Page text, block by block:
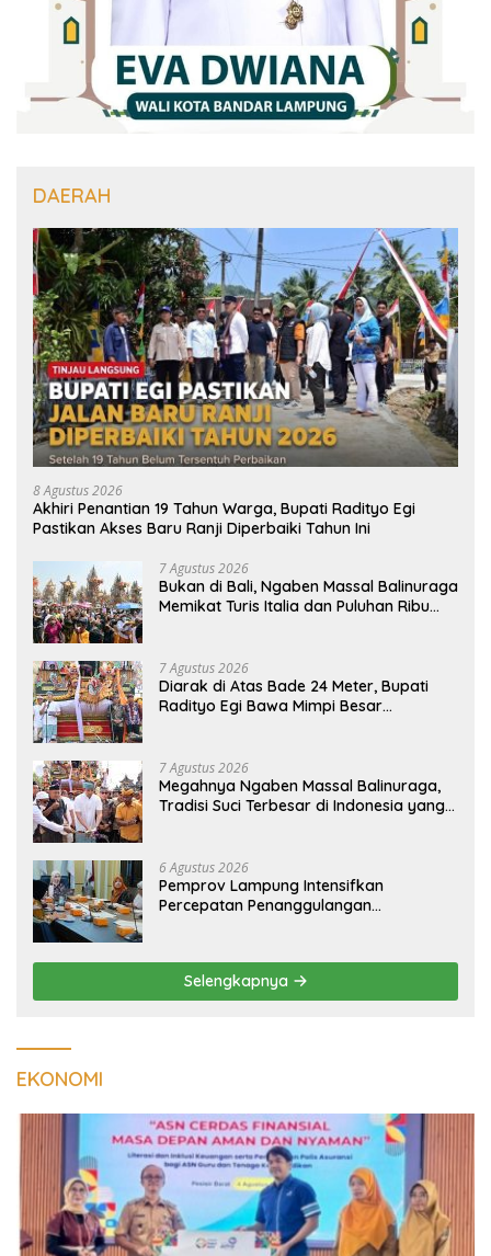
DAERAH
8 Agustus 2026
Akhiri Penantian 19 Tahun Warga, Bupati Radityo Egi
Pastikan Akses Baru Ranji Diperbaiki Tahun Ini
7 Agustus 2026
Bukan di Bali, Ngaben Massal Balinuraga
Memikat Turis Italia dan Puluhan Ribu
7 Agustus 2026
Diarak di Atas Bade 24 Meter, Bupati
Radityo Egi Bawa Mimpi Besar
7 Agustus 2026
Megahnya Ngaben Massal Balinuraga,
Tradisi Suci Terbesar di Indonesia yang
6 Agustus 2026
Pemprov Lampung Intensifkan
Percepatan Penanggulangan
Selengkapnya
EKONOMI